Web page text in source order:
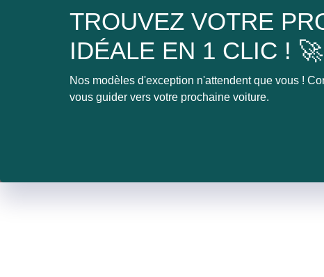
TROUVEZ VOTRE
IDÉALE EN 1 CLIC ! 🚀
Nos modèles d'exception n'attendent que vous !
vous guider vers votre prochaine voiture.